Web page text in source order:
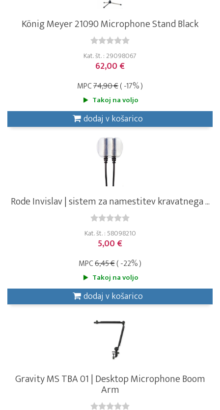
König Meyer 21090 Microphone Stand Black
Kat. št. : 29098067
62,00 €
MPC74,90 €( -17% )
Takoj na voljo
dodaj v košarico
Rode Invislav | sistem za namestitev kravatnega ...
Kat. št. : 58098210
5,00 €
MPC6,45 €( -22% )
Takoj na voljo
dodaj v košarico
Gravity MS TBA 01 | Desktop Microphone Boom
Arm